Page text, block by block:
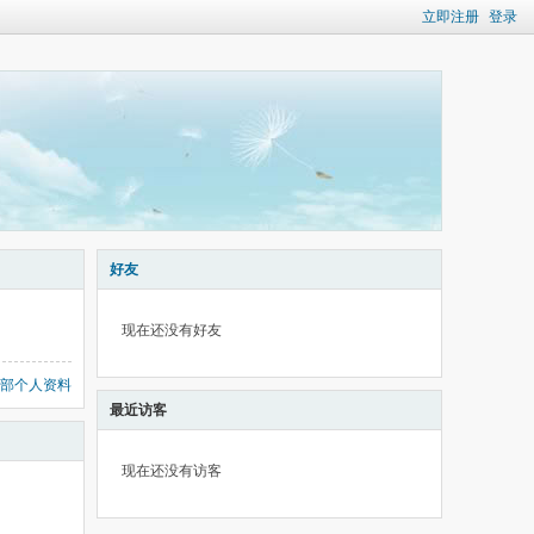
立即注册 登录
个人资料
好友
现在还没有好友
最近访客
现在还没有访客